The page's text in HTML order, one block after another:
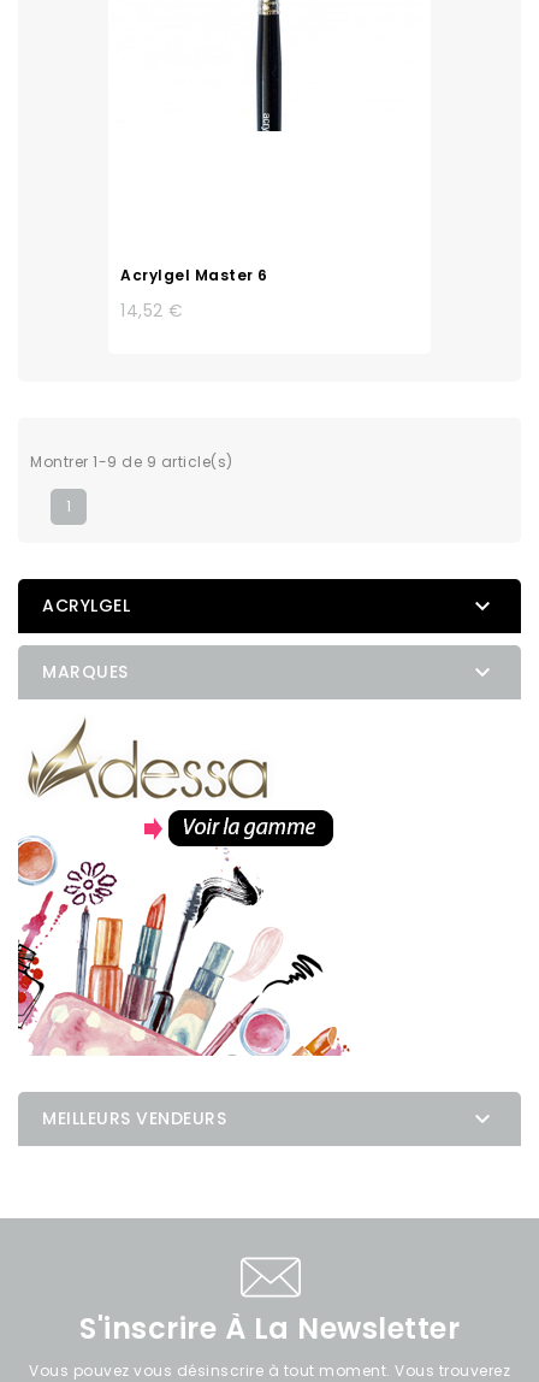
Acrylgel Master 6
14,52 €
Montrer 1-9 de 9 article(s)
1
ACRYLGEL 
MARQUES 
MEILLEURS VENDEURS 
S'inscrire À La Newsletter
Vous pouvez vous désinscrire à tout moment. Vous trouverez